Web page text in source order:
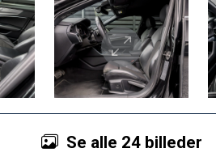
Se alle 24 billeder